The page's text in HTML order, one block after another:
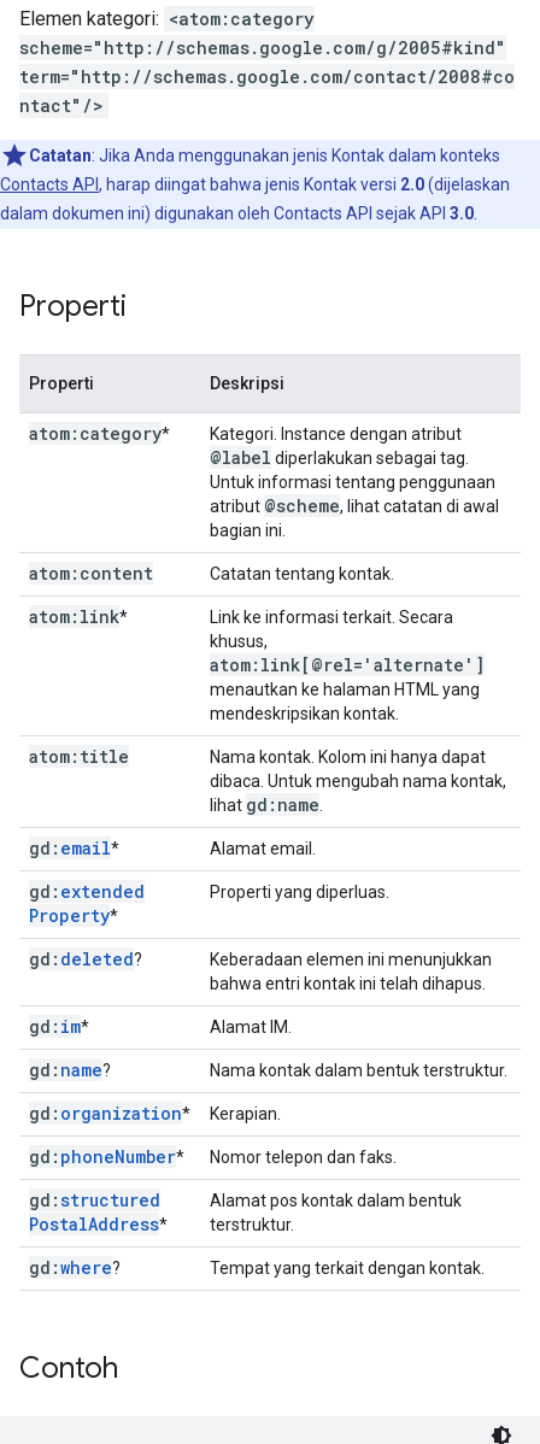
Elemen kategori: <atom:category
scheme="http://schemas.google.com/g/2005#kind"
term="http://schemas.google.com/contact/2008#co
ntact"/>
Catatan: Jika Anda menggunakan jenis Kontak dalam konteks
Contacts API , harap diingat bahwa jenis Kontak versi 2.0(dijelaskan
dalam dokumen ini) digunakan oleh Contacts API sejak API 3.0
Properti
Properti Deskripsi
atom:category* Kategori. Instance dengan atribut
@label diperlakukan sebagai tag.
Untuk informasi tentang penggunaan
atribut @scheme, lihat catatan di awal
bagian ini.
atom:content Catatan tentang kontak.
atom:link*
Link ke informasi terkait. Secara
khusus,
atom:link[@rel='alternate']
menautkan ke halaman HTML yang
mendeskripsikan kontak.
atom:title
Nama kontak. Kolom ini hanya dapat
dibaca. Untuk mengubah nama kontak,
lihat gd:name
gd: email* Alamat email.
gd: extended
Property*
Properti yang diperluas.
gd: deleted?
Keberadaan elemen ini menunjukkan
bahwa entri kontak ini telah dihapus.
gd: im* Alamat IM.
gd: name? Nama kontak dalam bentuk terstruktur.
gd: organization* Kerapian.
gd: phoneNumber* Nomor telepon dan faks.
gd:structured
PostalAddress*
Alamat pos kontak dalam bentuk
terstruktur.
gd:where? Tempat yang terkait dengan kontak.
Contoh